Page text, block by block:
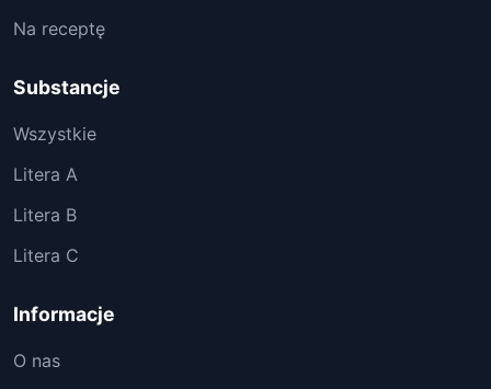
Na receptę
Substancje
Wszystkie
Litera A
Litera B
Litera C
Informacje
O nas